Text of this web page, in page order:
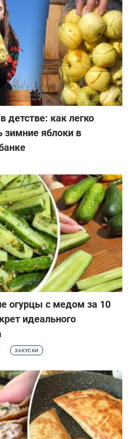
детстве: как легко
зимние яблоки в
огурцы с медом за 10
идеального
ЗАКУСКИ